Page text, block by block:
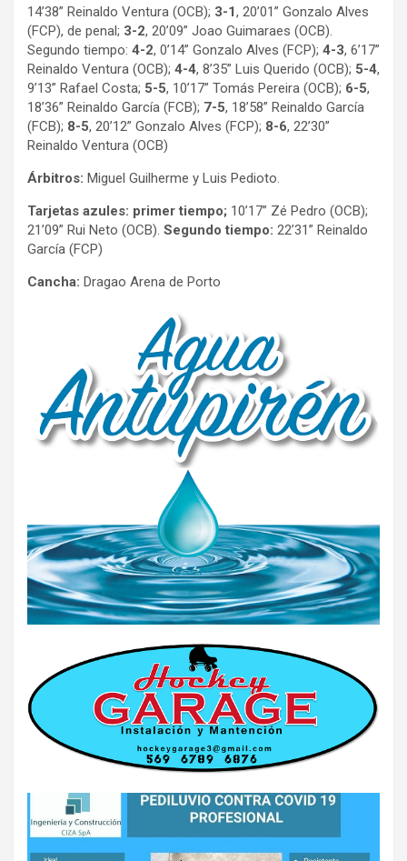
14’38” Reinaldo Ventura (OCB); 3-1, 20’01” Gonzalo Alves
(FCP), de penal; 3-2, 20’09” Joao Guimaraes (OCB).
Segundo tiempo: 4-2, 0’14” Gonzalo Alves (FCP); 4-3, 6’17”
Reinaldo Ventura (OCB); 4-4, 8’35” Luis Querido (OCB); 5-4,
9’13” Rafael Costa; 5-5, 10’17” Tomás Pereira (OCB); 6-5,
18’36” Reinaldo García (FCB); 7-5, 18’58” Reinaldo García
(FCB); 8-5, 20’12” Gonzalo Alves (FCP); 8-6, 22’30”
Reinaldo Ventura (OCB)
Árbitros: Miguel Guilherme y Luis Pedioto.
Tarjetas azules: primer tiempo; 10’17” Zé Pedro (OCB);
21’09” Rui Neto (OCB). Segundo tiempo: 22’31” Reinaldo
García (FCP)
Cancha: Dragao Arena de Porto